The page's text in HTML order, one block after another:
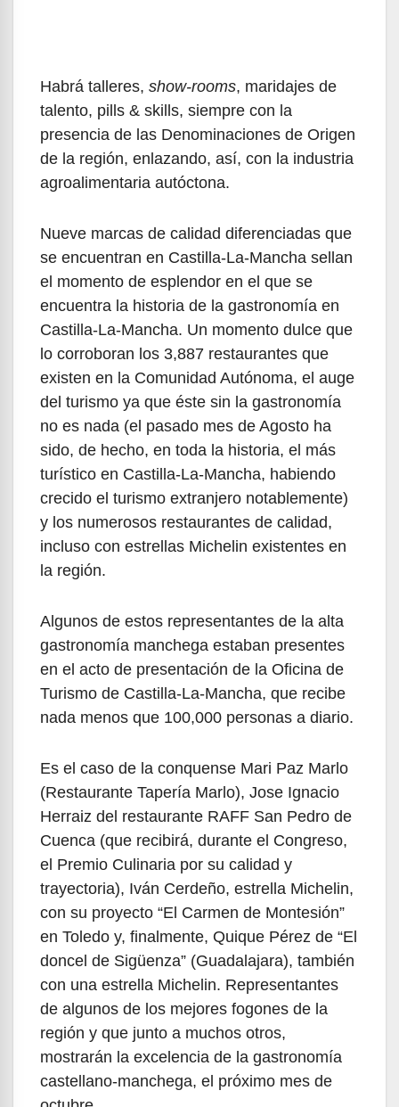
Habrá talleres, show-rooms, maridajes de
talento, pills & skills, siempre con la
presencia de las Denominaciones de Origen
de la región, enlazando, así, con la industria
agroalimentaria autóctona.
Nueve marcas de calidad diferenciadas que
se encuentran en Castilla-La-Mancha sellan
el momento de esplendor en el que se
encuentra la historia de la gastronomía en
Castilla-La-Mancha. Un momento dulce que
lo corroboran los 3,887 restaurantes que
existen en la Comunidad Autónoma, el auge
del turismo ya que éste sin la gastronomía
no es nada (el pasado mes de Agosto ha
sido, de hecho, en toda la historia, el más
turístico en Castilla-La-Mancha, habiendo
crecido el turismo extranjero notablemente)
y los numerosos restaurantes de calidad,
incluso con estrellas Michelin existentes en
la región.
Algunos de estos representantes de la alta
gastronomía manchega estaban presentes
en el acto de presentación de la Oficina de
Turismo de Castilla-La-Mancha, que recibe
nada menos que 100,000 personas a diario.
Es el caso de la conquense Mari Paz Marlo
(Restaurante Tapería Marlo), Jose Ignacio
Herraiz del restaurante RAFF San Pedro de
Cuenca (que recibirá, durante el Congreso,
el Premio Culinaria por su calidad y
trayectoria), Iván Cerdeño, estrella Michelin,
con su proyecto “El Carmen de Montesión”
en Toledo y, finalmente, Quique Pérez de “El
doncel de Sigüenza” (Guadalajara), también
con una estrella Michelin. Representantes
de algunos de los mejores fogones de la
región y que junto a muchos otros,
mostrarán la excelencia de la gastronomía
castellano-manchega, el próximo mes de